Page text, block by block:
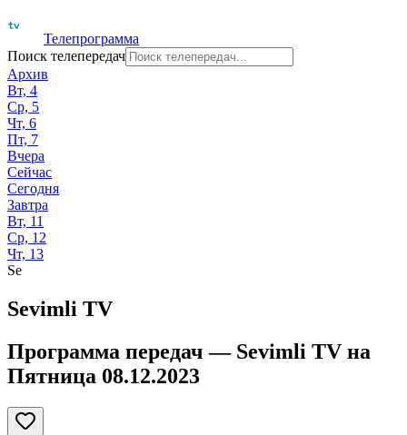
Телепрограмма
Поиск телепередач
Архив
Вт, 4
Ср, 5
Чт, 6
Пт, 7
Вчера
Сейчас
Сегодня
Завтра
Вт, 11
Ср, 12
Чт, 13
Se
Sevimli TV
Программа передач — Sevimli TV на
Пятница 08.12.2023